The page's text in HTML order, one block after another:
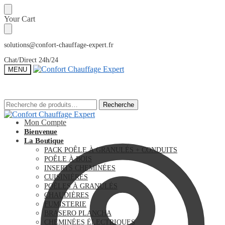
Sauter
à
la
navigation
Skip
to
content
Your Cart
solutions@confort-chauffage-expert.fr
Chat/Direct 24h/24
MENU
Recherche
pour :
Recherche
Mon Compte
Recherche
pour :
Recherche
Bienvenue
La Boutique
PACK POÊLE À GRANULÉS + CONDUITS
POÊLE À BOIS
INSERTS CHEMINÉES
CUISINIÈRES
POÊLES À GRANULÉS
CHAUDIÈRES
FUMISTERIE
BRASERO PLANCHA
CHEMINÉES ÉLECTRIQUES